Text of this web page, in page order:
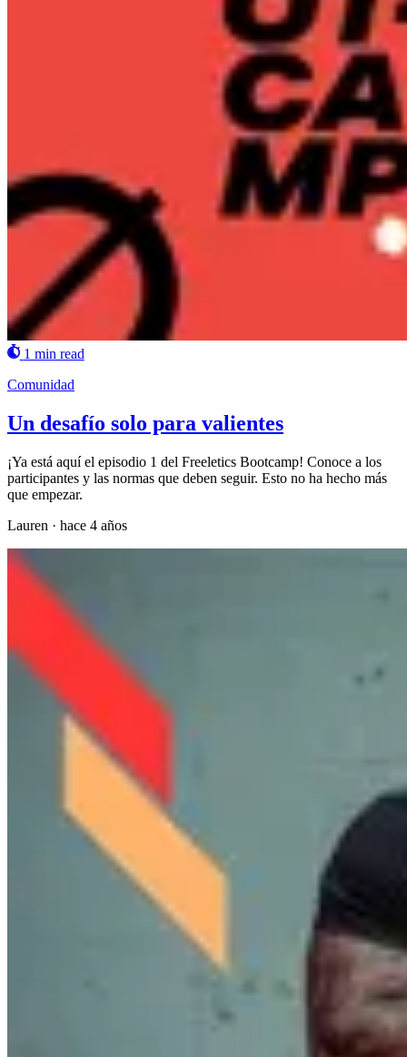
1 min read
Comunidad
Un desafío solo para valientes
¡Ya está aquí el episodio 1 del Freeletics Bootcamp! Conoce a los
participantes y las normas que deben seguir. Esto no ha hecho más
que empezar.
Lauren · hace 4 años